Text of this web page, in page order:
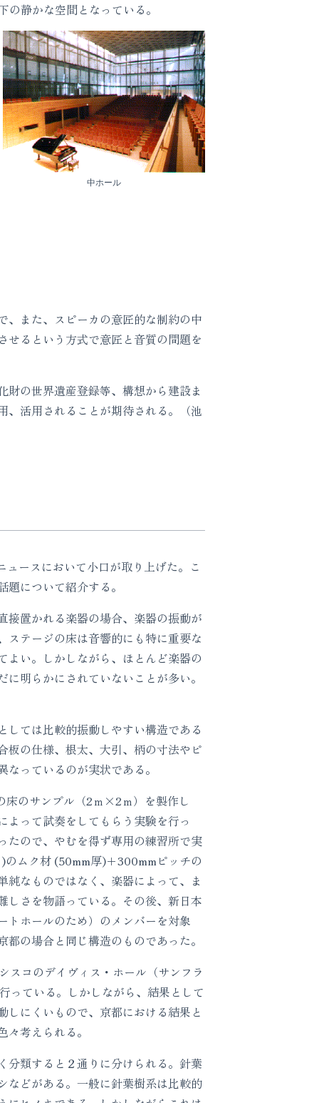
静かな空間となっている。
中ホール
また、スピーカの意匠的な制約の中
せるという方式で意匠と音質の問題を
の世界遺産登録等、構想から建設ま
、活用されることが期待される。（池
ースにおいて小口が取り上げた。こ
について紹介する。
置かれる楽器の場合、楽器の振動が
ステージの床は音響的にも特に重要な
よい。しかしながら、ほとんど楽器の
明らかにされていないことが多い。
ては比較的振動しやすい構造である
板の仕様、根太、大引、柄の寸法やピ
っているのが実状である。
のサンプル（2ｍ×2ｍ）を製作し
って試奏をしてもらう実験を行っ
たので、やむを得ず専用の練習所で実
ムク材 (50mm厚)＋300mmピッチの
なものではなく、楽器によって、ま
しさを物語っている。その後、新日本
トホールのため）のメンバーを対象
の場合と同じ構造のものであった。
コのデイヴィス・ホール（サンフラ
っている。しかしながら、結果として
にくいもので、京都における結果と
考えられる。
類すると２通りに分けられる。針葉
などがある。一般に針葉樹系は比較的